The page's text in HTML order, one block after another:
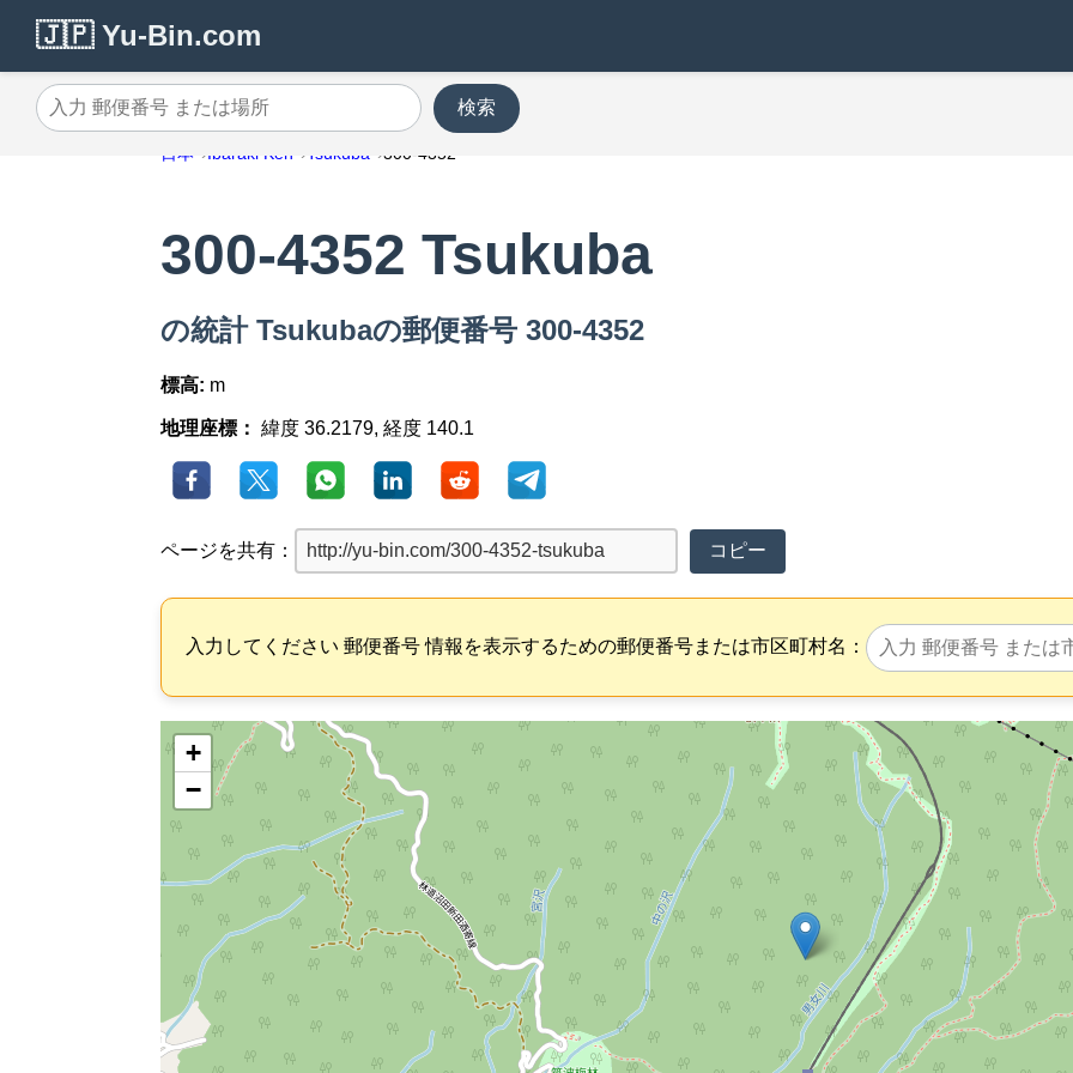
🇯🇵 Yu-Bin.com
入力 郵便番号 または場所
検索
日本 Ibaraki Ken Tsukuba 300-4352
300-4352 Tsukuba
の統計 Tsukubaの郵便番号 300-4352
標高: m
地理座標： 緯度 36.2179, 経度 140.1
ページを共有： コピー
入力してください 郵便番号 情報を表示するための郵便番号または市区町村名：
+
−